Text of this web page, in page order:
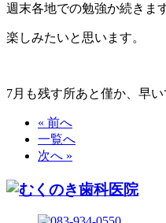
週末各地での勉強か続きま
楽しみたいと思います。
7月も残す所あと僅か、早い
« 前へ
一覧へ
次へ »